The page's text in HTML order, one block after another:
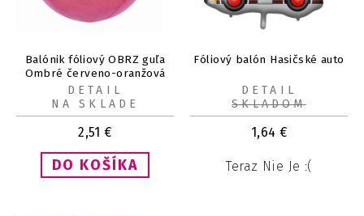
Balónik fóliový OBRZ guľa
Ombré červeno-oranžová
40 cm
2,51 €
DETAIL
NA SKLADE
Fóliový balón Hasičské auto
1,64 €
Teraz Nie Je :(
DETAIL
SKLADOM